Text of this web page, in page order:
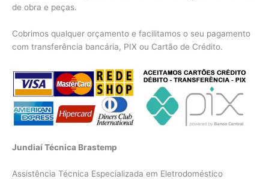
de obra e peças.
Cobrimos qualquer orçamento e facilitamos o seu pagamento
com transferência bancária, PIX ou Cartão de Crédito.
Jundiaí Técnica Brastemp
Assistência Técnica Especializada em Eletrodoméstico